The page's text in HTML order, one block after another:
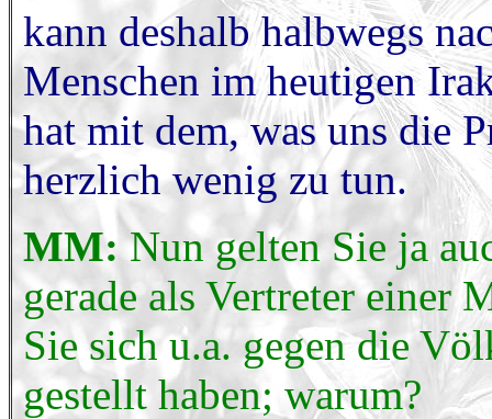
kann deshalb halbwegs
Menschen im heutigen
hat mit dem, was uns die
herzlich wenig zu tun.
MM:Nun gelten Sie ja
gerade als Vertreter einer
Sie sich u.a. gegen die
gestellt haben; warum?